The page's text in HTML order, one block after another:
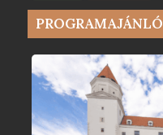
városa
2025-
bejegyzéshez
PROGRAMAJÁNLÓ